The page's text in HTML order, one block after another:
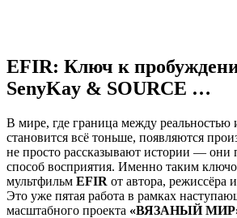
EFIR: Ключ к
SenyKay & SOURCE …
В мире, где граница между реальностью
становится всё тоньше, появляются
не просто рассказывают истории — они
способ восприятия. Именно таким
мультфильм EFIR от автора, режиссёра
Это уже пятая работа в рамках
масштабного проекта «ВЯЗАНЫЙ